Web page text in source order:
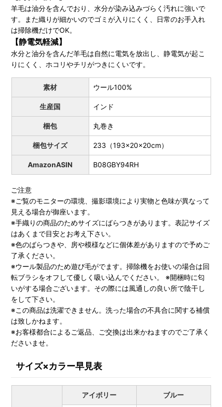
羊毛は油分を含んでおり、水分が染み込みづらく汚れに強いで
す。また織りが細かいのでゴミが入りにくく、日常のお手入れ
は掃除機だけでOK。
【静電気軽減】
水分と油分を含んだ羊毛は自然に電気を放出し、静電気が起こ
りにくく、ホコリやチリがつきにくいです。
素材 ウール100%
生産国 インド
梱包 丸巻き
梱包サイズ 233（193x20x20cm）
AmazonASIN B08GBY94RH
ご注意
※ご覧のモニターの環境、撮影環境により実物と色味が異なって
見える場合が御座います。
※手織りの商品のためサイズにばらつきがあります。表記サイズ
はあくまで目安とお考え下さい。
※色のばらつきや、房や模様などに個体差がありますので予めご
了承ください。
※ウール製品のため遊び毛がでます。掃除機をお使いの場合は回
転ブラシをオフして優しく吸い込んでください。 ※開梱時に匂
いがする場合ございます。その際には風通しの良い所で陰干し
をして下さい。
※この商品は洗濯できません。洗った場合の不具合に関する補償
は致しかねます。
※お客様都合によるご返品、ご交換は出来かねますのでご了承く
ださいませ。
サイズ×カラー早見表
アイボリー ブルー